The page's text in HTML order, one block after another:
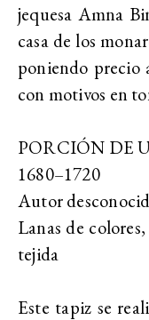
jequesa Amna
casa de los
poniendo
con motivos en
PORCIÓN DE
1680–1720
Autor
Lanas de
tejida
Este tapiz se